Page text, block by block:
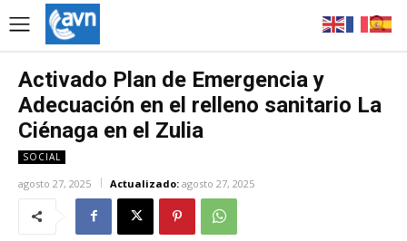
Activado Plan de Emergencia y
Adecuación en el relleno sanitario La
Ciénaga en el Zulia
SOCIAL
agosto 27, 2025 Actualizado: agosto 27, 2025